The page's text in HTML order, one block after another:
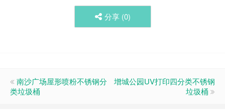
分享 (0)
南沙广场屋形喷粉不锈钢分
类垃圾桶
增城公园UV打印四分类不锈钢
垃圾桶